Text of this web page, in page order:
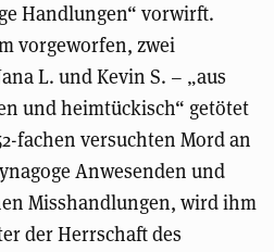
Handlungen“ vorwirft.
vorgeworfen, zwei
L. und Kevin S. – „aus
und heimtückisch“ getötet
fachen versuchten Mord an
Anwesenden und
Misshandlungen, wird ihm
der Herrschaft des